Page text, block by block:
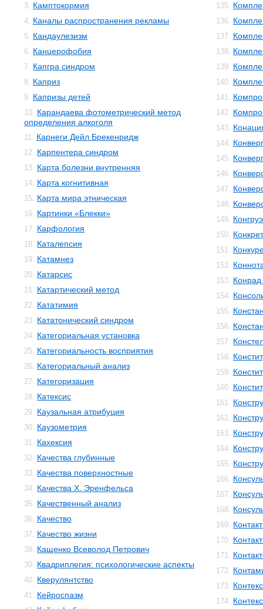
3. Камптокормия
4. Каналы распространения рекламы
5. Кандаулезизм
6. Канцерофобия
7. Капгра синдром
8. Каприз
9. Капризы детей
10. Карандаева фотометрический метод
определения алкоголя
11. Карнеги Дейл Брекенридж
12. Карпентера синдром
13. Карта болезни внутренняя
14. Карта когнитивная
15. Карта мира этническая
16. Картинки «Блекки»
17. Карфология
18. Каталепсия
19. Катамнез
20. Катарсис
21. Катартический метод
22. Кататимия
23. Кататонический синдром
24. Категориальная установка
25. Категориальность восприятия
26. Категориальный анализ
27. Категоризация
28. Катексис
29. Каузальная атрибуция
30. Каузометрия
31. Кахексия
32. Качества глубинные
33. Качества поверхностные
34. Качества Х. Эренфельса
35. Качественный анализ
36. Качество
37. Качество жизни
38. Кащенко Всеволод Петрович
39. Квадриплегия: психологические аспекты
40. Кверулянтство
41. Кейроспазм
135.
136.
137.
138.
139.
140.
141.
142.
143.
144.
145.
146.
147.
148.
149.
150.
151.
152.
153.
154.
155.
156.
157.
158.
159.
160.
161.
162.
163.
164.
165.
166.
167.
168.
169.
170.
171.
172.
173.
174.